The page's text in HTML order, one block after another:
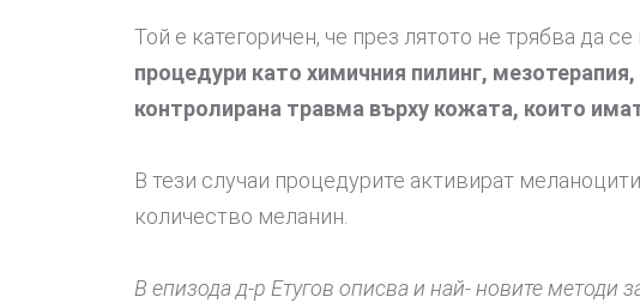
Той е категоричен, че през лятото не трябва да
процедури като химичния пилинг,
контролирана травма върху кожата, които
В тези случаи процедурите активират
количество меланин.
В епизода д-р Етугов описва и най- новите методи